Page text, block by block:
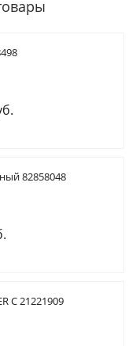
82858048
C 21221909